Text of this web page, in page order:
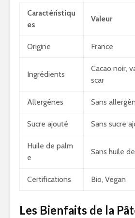
Caractéristiqu
es
Valeur
Origine France
Ingrédients
Cacao noir,
scar
Allergènes Sans
Sucre ajouté Sans sucre
Huile de palm
e
Sans huile
Certifications Bio, Vegan
Les Bienfaits de la